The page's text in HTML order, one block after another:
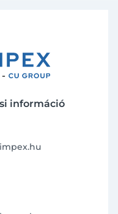
információ